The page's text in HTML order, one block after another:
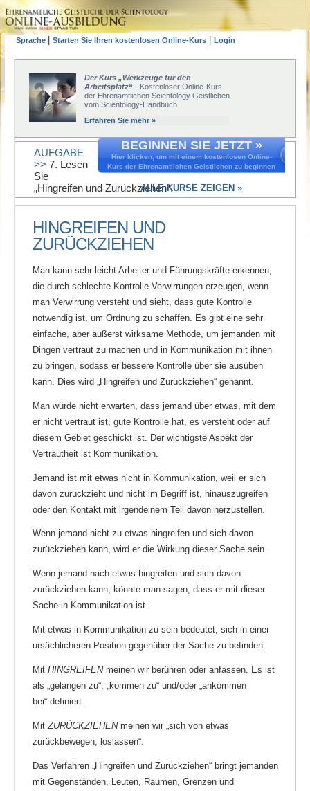
Sprache Starten Sie Ihren kostenlosen Online-Kurs Login
Der Kurs „Werkzeuge für den
Arbeitsplatz“ - Kostenloser Online-Kurs
der Ehrenamtlichen Scientology Geistlichen
vom Scientology-Handbuch
Erfahren Sie mehr »
BEGINNEN SIE JETZT »
Hier klicken, um mit einem kostenlosen Online-
Kurs der Ehrenamtlichen Geistlichen zu beginnen
ALLE KURSE ZEIGEN »
AUFGABE
>> 7. Lesen
Sie
„Hingreifen und Zurückziehen“.
HINGREIFEN UND
ZURÜCKZIEHEN
Man kann sehr leicht Arbeiter und Führungskräfte erkennen,
die durch schlechte Kontrolle Verwirrungen erzeugen, wenn
man Verwirrung versteht und sieht, dass gute Kontrolle
notwendig ist, um Ordnung zu schaffen. Es gibt eine sehr
einfache, aber äußerst wirksame Methode, um jemanden mit
Dingen vertraut zu machen und in Kommunikation mit ihnen
zu bringen, sodass er bessere Kontrolle über sie ausüben
kann. Dies wird „Hingreifen und Zurückziehen“ genannt.
Man würde nicht erwarten, dass jemand über etwas, mit dem
er nicht vertraut ist, gute Kontrolle hat, es versteht oder auf
diesem Gebiet geschickt ist. Der wichtigste Aspekt der
Vertrautheit ist Kommunikation.
Jemand ist mit etwas nicht in Kommunikation, weil er sich
davon zurückzieht und nicht im Begriff ist, hinauszugreifen
oder den Kontakt mit irgendeinem Teil davon herzustellen.
Wenn jemand nicht zu etwas hingreifen und sich davon
zurückziehen kann, wird er die Wirkung dieser Sache sein.
Wenn jemand nach etwas hingreifen und sich davon
zurückziehen kann, könnte man sagen, dass er mit dieser
Sache in Kommunikation ist.
Mit etwas in Kommunikation zu sein bedeutet, sich in einer
ursächlicheren Position gegenüber der Sache zu befinden.
Mit HINGREIFENmeinen wir berühren oder anfassen. Es ist
als „gelangen zu“, „kommen zu“ und/oder „ankommen
bei“ definiert.
Mit ZURÜCKZIEHENmeinen wir „sich von etwas
zurückbewegen, loslassen“.
Das Verfahren „Hingreifen und Zurückziehen“ bringt jemanden
mit Gegenständen, Leuten, Räumen, Grenzen und